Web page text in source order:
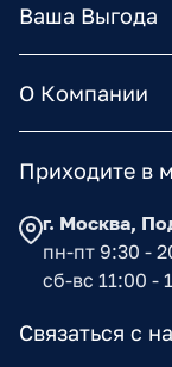
Ваша Выгода
О Компании
Приходите в
г. Москва,
пн-пт 9:30 -
сб-вс 11:00 -
Связаться с